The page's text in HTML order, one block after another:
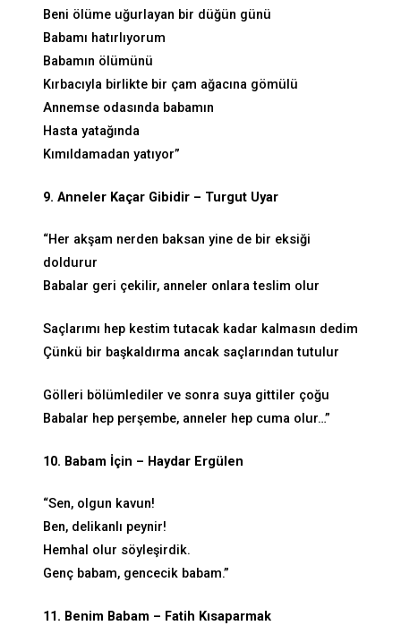
Beni ölüme uğurlayan bir düğün günü
Babamı hatırlıyorum
Babamın ölümünü
Kırbacıyla birlikte bir çam ağacına gömülü
Annemse odasında babamın
Hasta yatağında
Kımıldamadan yatıyor”
9. Anneler Kaçar Gibidir – Turgut Uyar
“Her akşam nerden baksan yine de bir eksiği
doldurur
Babalar geri çekilir, anneler onlara teslim olur
Saçlarımı hep kestim tutacak kadar kalmasın dedim
Çünkü bir başkaldırma ancak saçlarından tutulur
Gölleri bölümlediler ve sonra suya gittiler çoğu
Babalar hep perşembe, anneler hep cuma olur…”
10. Babam İçin – Haydar Ergülen
“Sen, olgun kavun!
Ben, delikanlı peynir!
Hemhal olur söyleşirdik.
Genç babam, gencecik babam.”
11. Benim Babam – Fatih Kısaparmak